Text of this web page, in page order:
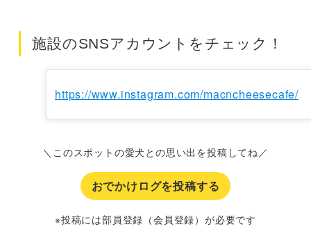
施設のSNSアカウントをチェック！
https://www.instagram.com/macncheesecafe/
＼このスポットの愛犬との思い出を投稿してね／
おでかけログを投稿する
※投稿には部員登録（会員登録）が必要です